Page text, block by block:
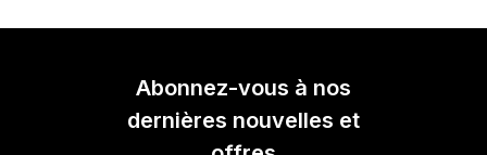
Abonnez-vous à nos
dernières nouvelles et